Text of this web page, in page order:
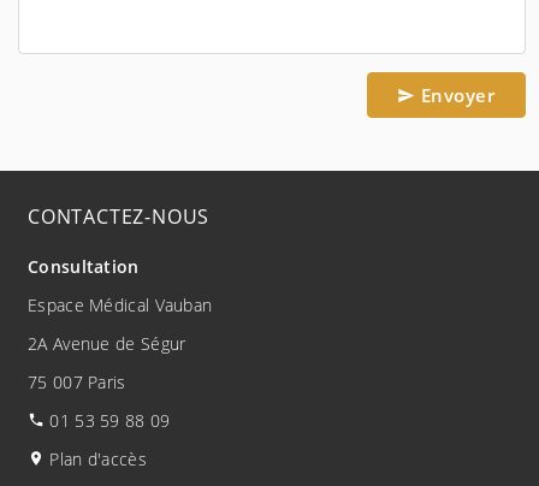
Envoyer
CONTACTEZ-NOUS
Consultation
Espace Médical Vauban
2A Avenue de Ségur
75 007 Paris
01 53 59 88 09
Plan d'accès